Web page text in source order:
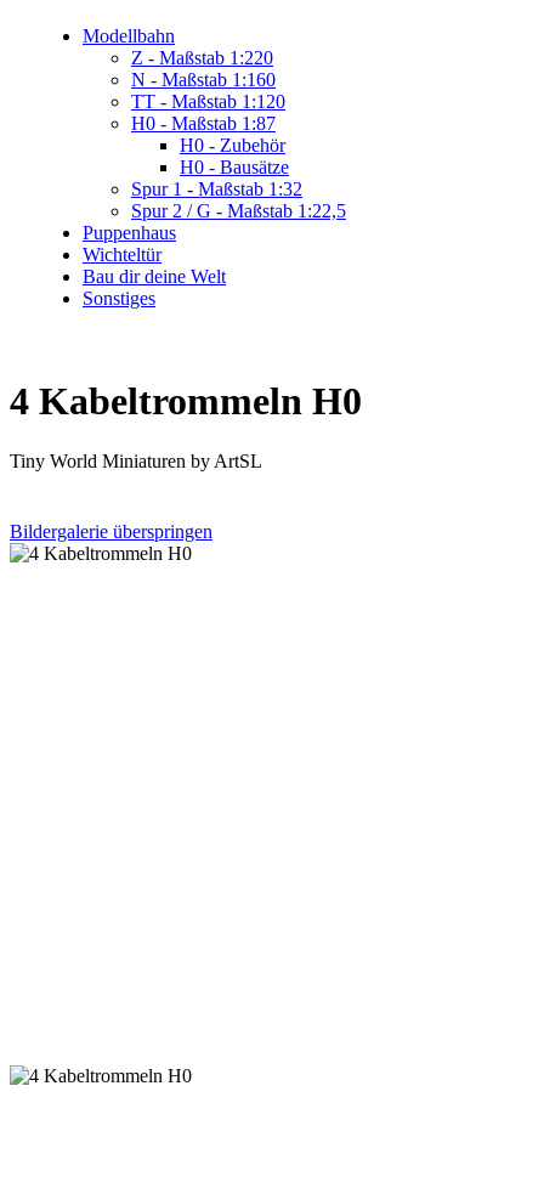
Modellbahn
Z - Maßstab 1:220
N - Maßstab 1:160
TT - Maßstab 1:120
H0 - Maßstab 1:87
H0 - Zubehör
H0 - Bausätze
Spur 1 - Maßstab 1:32
Spur 2 / G - Maßstab 1:22,5
Puppenhaus
Wichteltür
Bau dir deine Welt
Sonstiges
4 Kabeltrommeln H0
Tiny World Miniaturen by ArtSL
Bildergalerie überspringen